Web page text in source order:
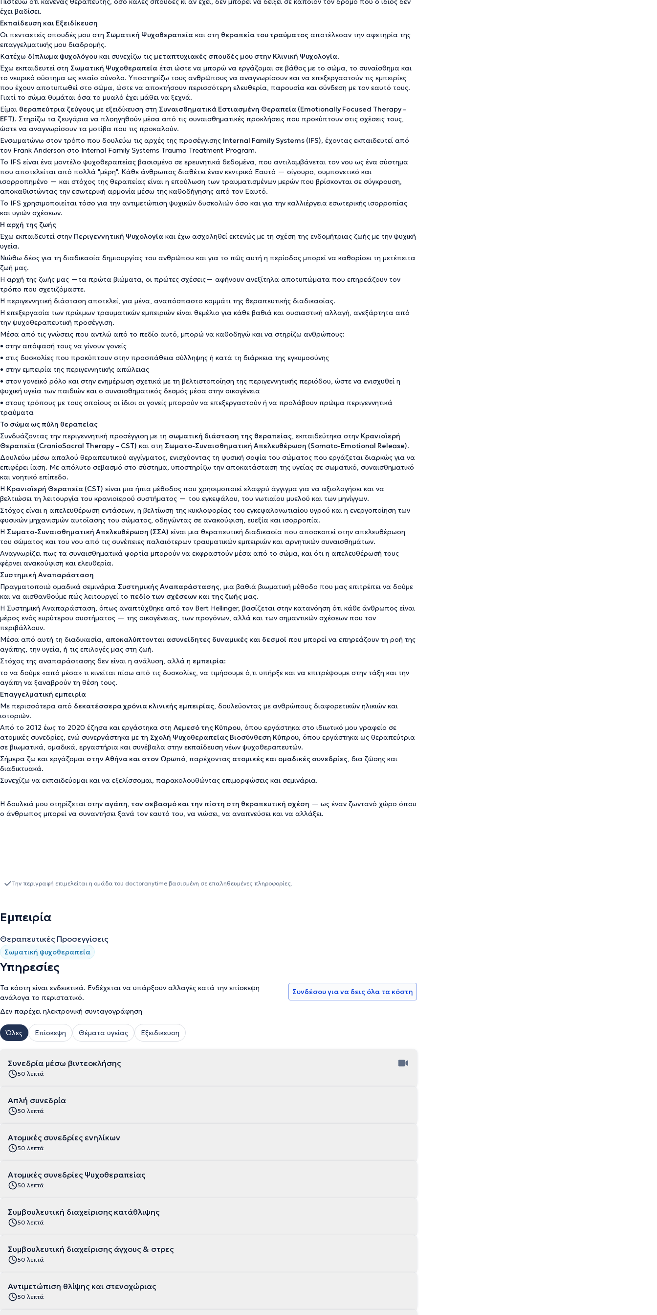
έχει βαδίσει.
Εκπαίδευση και Εξειδίκευση
Οι πενταετείς σπουδές μου στη Σωματική Ψυχοθεραπεία και στη θεραπεία του τραύματος αποτέλεσαν την αφετηρία της
επαγγελματικής μου διαδρομής.
Κατέχω δίπλωμα ψυχολόγου και συνεχίζω τις μεταπτυχιακές σπουδές μου στην Κλινική Ψυχολογία.
Έχω εκπαιδευτεί στη Σωματική Ψυχοθεραπεία έτσι ώστε να μπορώ να εργάζομαι σε βάθος με το σώμα, το συναίσθημα και
το νευρικό σύστημα ως ενιαίο σύνολο. Υποστηρίζω τους ανθρώπους να αναγνωρίσουν και να επεξεργαστούν τις εμπειρίες
που έχουν αποτυπωθεί στο σώμα, ώστε να αποκτήσουν περισσότερη ελευθερία, παρουσία και σύνδεση με τον εαυτό τους.
Γιατί το σώμα θυμάται όσα το μυαλό έχει μάθει να ξεχνά.
Είμαι θεραπεύτρια ζεύγους με εξειδίκευση στη Συναισθηματικά Εστιασμένη Θεραπεία (Emotionally Focused Therapy –
EFT). Στηρίζω τα ζευγάρια να πλοηγηθούν μέσα από τις συναισθηματικές προκλήσεις που προκύπτουν στις σχέσεις τους,
ώστε να αναγνωρίσουν τα μοτίβα που τις προκαλούν.
Ενσωματώνω στον τρόπο που δουλεύω τις αρχές της προσέγγισης Internal Family Systems (IFS), έχοντας εκπαιδευτεί από
τον Frank Anderson στο Internal Family Systems Trauma Treatment Program.
Το IFS είναι ένα μοντέλο ψυχοθεραπείας βασισμένο σε ερευνητικά δεδομένα, που αντιλαμβάνεται τον νου ως ένα σύστημα
που αποτελείται από πολλά "μέρη". Κάθε άνθρωπος διαθέτει έναν κεντρικό Εαυτό — σίγουρο, συμπονετικό και
ισορροπημένο — και στόχος της θεραπείας είναι η επούλωση των τραυματισμένων μερών που βρίσκονται σε σύγκρουση,
αποκαθιστώντας την εσωτερική αρμονία μέσω της καθοδήγησης από τον Εαυτό.
Το IFS χρησιμοποιείται τόσο για την αντιμετώπιση ψυχικών δυσκολιών όσο και για την καλλιέργεια εσωτερικής ισορροπίας
και υγιών σχέσεων.
Η αρχή της ζωής
Έχω εκπαιδευτεί στην Περιγεννητική Ψυχολογία και έχω ασχοληθεί εκτενώς με τη σχέση της ενδομήτριας ζωής με την ψυχική
υγεία.
Νιώθω δέος για τη διαδικασία δημιουργίας του ανθρώπου και για το πώς αυτή η περίοδος μπορεί να καθορίσει τη μετέπειτα
ζωή μας.
Η αρχή της ζωής μας —τα πρώτα βιώματα, οι πρώτες σχέσεις— αφήνουν ανεξίτηλα αποτυπώματα που επηρεάζουν τον
τρόπο που σχετιζόμαστε.
Η περιγεννητική διάσταση αποτελεί, για μένα, αναπόσπαστο κομμάτι της θεραπευτικής διαδικασίας.
Η επεξεργασία των πρώιμων τραυματικών εμπειριών είναι θεμέλιο για κάθε βαθιά και ουσιαστική αλλαγή, ανεξάρτητα από
την ψυχοθεραπευτική προσέγγιση.
Μέσα από τις γνώσεις που αντλώ από το πεδίο αυτό, μπορώ να καθοδηγώ και να στηρίζω ανθρώπους:
• στην απόφασή τους να γίνουν γονείς
• στις δυσκολίες που προκύπτουν στην προσπάθεια σύλληψης ή κατά τη διάρκεια της εγκυμοσύνης
• στην εμπειρία της περιγεννητικής απώλειας
• στον γονεϊκό ρόλο και στην ενημέρωση σχετικά με τη βελτιστοποίηση της περιγεννητικής περιόδου, ώστε να ενισχυθεί η
ψυχική υγεία των παιδιών και ο συναισθηματικός δεσμός μέσα στην οικογένεια
• στους τρόπους με τους οποίους οι ίδιοι οι γονείς μπορούν να επεξεργαστούν ή να προλάβουν πρώιμα περιγεννητικά
τραύματα
Το σώμα ως πύλη θεραπείας
Συνδυάζοντας την περιγεννητική προσέγγιση με τη σωματική διάσταση της θεραπείας, εκπαιδεύτηκα στην Κρανιοϊερή
Θεραπεία (CranioSacral Therapy – CST) και στη Σωματο-Συναισθηματική Απελευθέρωση (Somato-Emotional Release).
Δουλεύω μέσω απαλού θεραπευτικού αγγίγματος, ενισχύοντας τη φυσική σοφία του σώματος που εργάζεται διαρκώς για να
επιφέρει ίαση. Με απόλυτο σεβασμό στο σύστημα, υποστηρίζω την αποκατάσταση της υγείας σε σωματικό, συναισθηματικό
και νοητικό επίπεδο.
Η Κρανιοϊερή Θεραπεία (CST) είναι μια ήπια μέθοδος που χρησιμοποιεί ελαφρύ άγγιγμα για να αξιολογήσει και να
βελτιώσει τη λειτουργία του κρανιοϊερού συστήματος — του εγκεφάλου, του νωτιαίου μυελού και των μηνίγγων.
Στόχος είναι η απελευθέρωση εντάσεων, η βελτίωση της κυκλοφορίας του εγκεφαλονωτιαίου υγρού και η ενεργοποίηση των
φυσικών μηχανισμών αυτοΐασης του σώματος, οδηγώντας σε ανακούφιση, ευεξία και ισορροπία.
Η Σωματο-Συναισθηματική Απελευθέρωση (ΣΣΑ) είναι μια θεραπευτική διαδικασία που αποσκοπεί στην απελευθέρωση
του σώματος και του νου από τις συνέπειες παλαιότερων τραυματικών εμπειριών και αρνητικών συναισθημάτων.
Αναγνωρίζει πως τα συναισθηματικά φορτία μπορούν να εκφραστούν μέσα από το σώμα, και ότι η απελευθέρωσή τους
φέρνει ανακούφιση και ελευθερία.
Συστημική Αναπαράσταση
Πραγματοποιώ ομαδικά σεμινάρια Συστημικής Αναπαράστασης, μια βαθιά βιωματική μέθοδο που μας επιτρέπει να δούμε
και να αισθανθούμε πώς λειτουργεί το πεδίο των σχέσεων και της ζωής μας.
Η Συστημική Αναπαράσταση, όπως αναπτύχθηκε από τον Bert Hellinger, βασίζεται στην κατανόηση ότι κάθε άνθρωπος είναι
μέρος ενός ευρύτερου συστήματος — της οικογένειας, των προγόνων, αλλά και των σημαντικών σχέσεων που τον
περιβάλλουν.
Μέσα από αυτή τη διαδικασία, αποκαλύπτονται ασυνείδητες δυναμικές και δεσμοί που μπορεί να επηρεάζουν τη ροή της
αγάπης, την υγεία, ή τις επιλογές μας στη ζωή.
Στόχος της αναπαράστασης δεν είναι η ανάλυση, αλλά η εμπειρία:
το να δούμε «από μέσα» τι κινείται πίσω από τις δυσκολίες, να τιμήσουμε ό,τι υπήρξε και να επιτρέψουμε στην τάξη και την
αγάπη να ξαναβρούν τη θέση τους.
Επαγγελματική εμπειρία
Με περισσότερα από δεκατέσσερα χρόνια κλινικής εμπειρίας, δουλεύοντας με ανθρώπους διαφορετικών ηλικιών και
ιστοριών.
Από το 2012 έως το 2020 έζησα και εργάστηκα στη Λεμεσό της Κύπρου, όπου εργάστηκα στο ιδιωτικό μου γραφείο σε
ατομικές συνεδρίες, ενώ συνεργάστηκα με τη Σχολή Ψυχοθεραπείας Βιοσύνθεση Κύπρου, όπου εργάστηκα ως θεραπεύτρια
σε βιωματικά, ομαδικά, εργαστήρια και συνέβαλα στην εκπαίδευση νέων ψυχοθεραπευτών.
Σήμερα ζω και εργάζομαι στην Αθήνα και στον Ωρωπό, παρέχοντας ατομικές και ομαδικές συνεδρίες, δια ζώσης και
διαδικτυακά.
Συνεχίζω να εκπαιδεύομαι και να εξελίσσομαι, παρακολουθώντας επιμορφώσεις και σεμινάρια.
Η δουλειά μου στηρίζεται στην αγάπη, τον σεβασμό και την πίστη στη θεραπευτική σχέση — ως έναν ζωντανό χώρο όπου
ο άνθρωπος μπορεί να συναντήσει ξανά τον εαυτό του, να νιώσει, να αναπνεύσει και να αλλάξει.
Την περιγραφή επιμελείται η ομάδα του doctoranytime βασισμένη σε επαληθευμένες πληροφορίες.
Εμπειρία
Θεραπευτικές Προσεγγίσεις
Σωματική ψυχοθεραπεία
Υπηρεσίες
Τα κόστη είναι ενδεικτικά. Ενδέχεται να υπάρξουν αλλαγές κατά την επίσκεψη
ανάλογα το περιστατικό.
Δεν παρέχει ηλεκτρονική συνταγογράφηση
Συνδέσου για να δεις όλα τα κόστη
Όλες Επίσκεψη Θέματα υγείας Εξειδικευση
Συνεδρία μέσω βιντεοκλήσης
50 λεπτά
Απλή συνεδρία
50 λεπτά
Ατομικές συνεδρίες ενηλίκων
50 λεπτά
Ατομικές συνεδρίες Ψυχοθεραπείας
50 λεπτά
Συμβουλευτική διαχείρισης κατάθλιψης
50 λεπτά
Συμβουλευτική διαχείρισης άγχους & στρες
50 λεπτά
Αντιμετώπιση θλίψης και στενοχώριας
50 λεπτά